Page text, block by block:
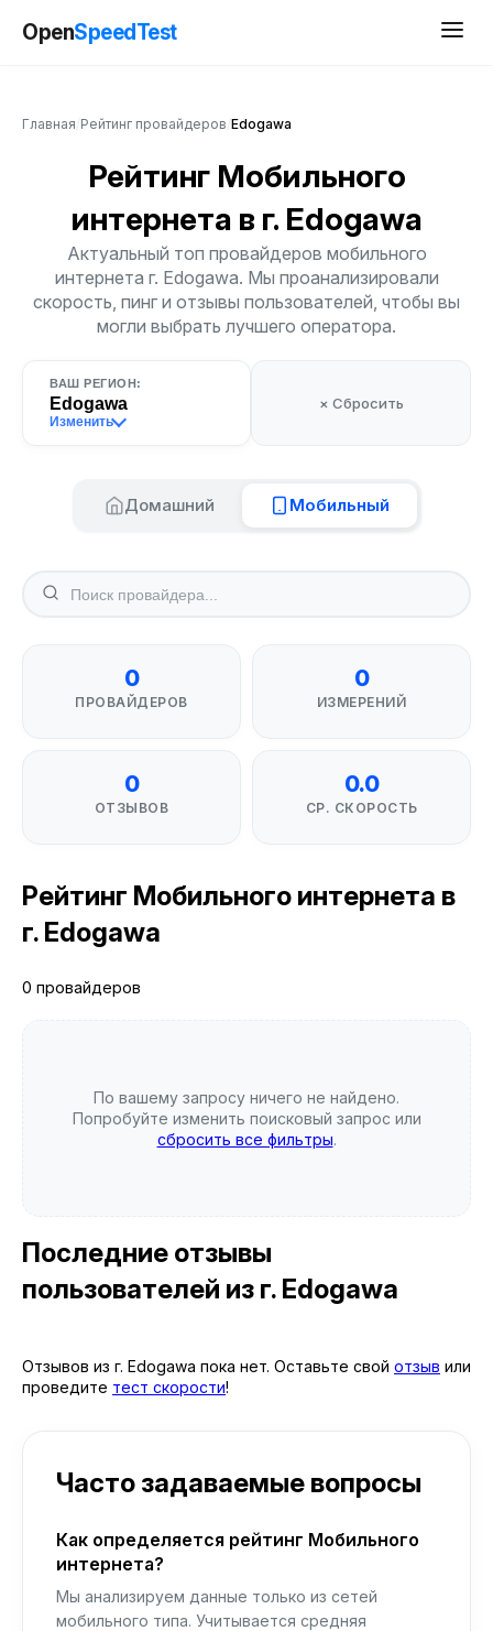
OpenSpeedTest
Главная Рейтинг провайдеров Edogawa
Рейтинг Мобильного
интернета в г. Edogawa
Актуальный топ провайдеров мобильного
интернета г. Edogawa. Мы проанализировали
скорость, пинг и отзывы пользователей, чтобы вы
могли выбрать лучшего оператора.
ВАШ РЕГИОН:
Edogawa
Изменить
× Сбросить
Домашний Мобильный
0
ПРОВАЙДЕРОВ
0
ИЗМЕРЕНИЙ
0
ОТЗЫВОВ
0.0
СР. СКОРОСТЬ
Рейтинг Мобильного интернета в
г. Edogawa
0 провайдеров
По вашему запросу ничего не найдено.
Попробуйте изменить поисковый запрос или
сбросить все фильтры.
Последние отзывы
пользователей из г. Edogawa
Отзывов из г. Edogawa пока нет. Оставьте свой отзыв или
проведите тест скорости!
Часто задаваемые вопросы
Как определяется рейтинг Мобильного
интернета?
Мы анализируем данные только из сетей
мобильного типа. Учитывается средняя